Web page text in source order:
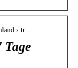
› tr…
Tage